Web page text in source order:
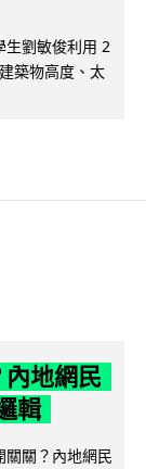
生劉敏俊利用 2
築物高度、太
地網民
輯
關？內地網民